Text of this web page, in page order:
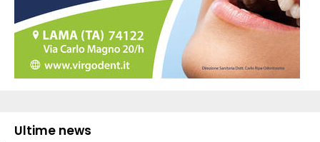
Ultime news